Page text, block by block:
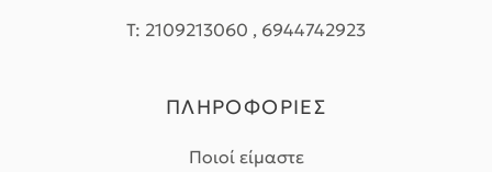
T: 2109213060 , 6944742923
ΠΛΗΡΟΦΟΡΙΕΣ
Ποιοί είμαστε